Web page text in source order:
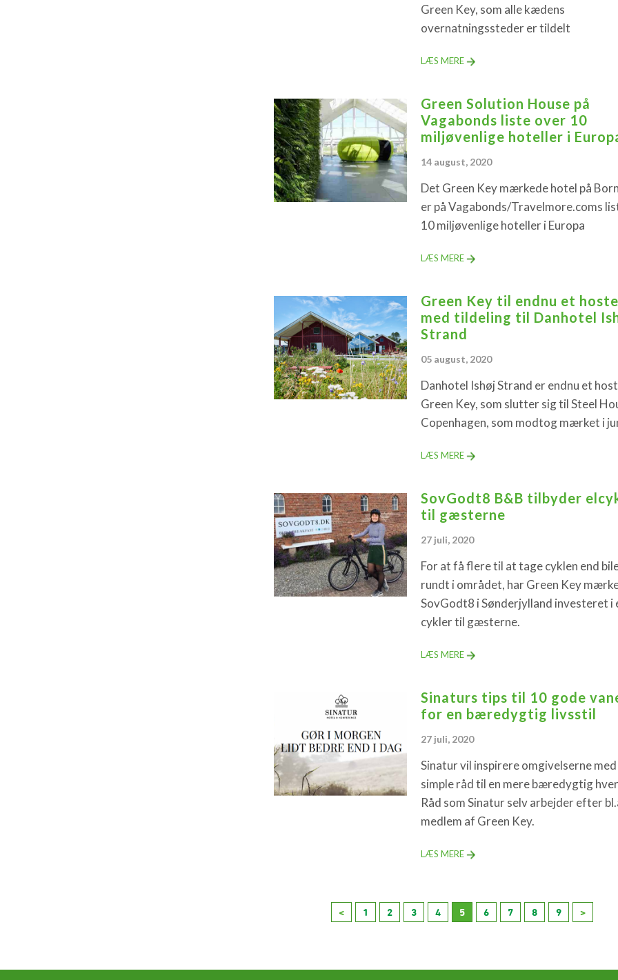
Green Key, som alle kædens
overnatningssteder er tildelt
LÆS MERE
Green Solution House på
Vagabonds liste over 10
miljøvenlige hoteller i
14 august, 2020
Det Green Key mærkede hotel på
er på Vagabonds/Travelmore.coms
10 miljøvenlige hoteller i Europa
LÆS MERE
Green Key til endnu et
med tildeling til Danhotel
Strand
05 august, 2020
Danhotel Ishøj Strand er endnu et
Green Key, som slutter sig til Steel
Copenhagen, som modtog mærket i
LÆS MERE
SovGodt8 B&B tilbyder
til gæsterne
27 juli, 2020
For at få flere til at tage cyklen end
rundt i området, har Green Key
SovGodt8 i Sønderjylland investeret i
cykler til gæsterne.
LÆS MERE
Sinaturs tips til 10 gode
for en bæredygtig livsstil
27 juli, 2020
Sinatur vil inspirere omgivelserne
simple råd til en mere bæredygtig
Råd som Sinatur selv arbejder efter
medlem af Green Key.
LÆS MERE
< 1 2 3 4 5 6 7 8 9 >